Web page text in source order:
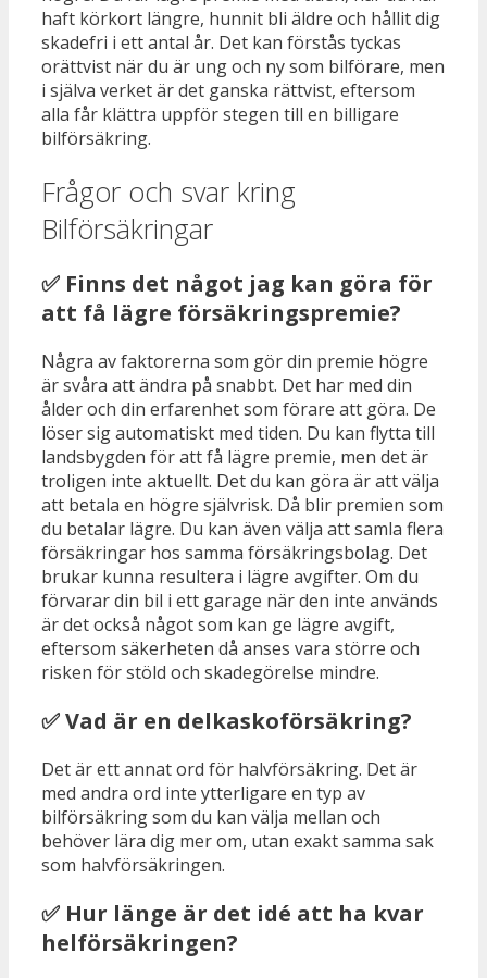
haft körkort längre, hunnit bli äldre och hållit dig
skadefri i ett antal år. Det kan förstås tyckas
orättvist när du är ung och ny som bilförare, men
i själva verket är det ganska rättvist, eftersom
alla får klättra uppför stegen till en billigare
bilförsäkring.
Frågor och svar kring
Bilförsäkringar
✅ Finns det något jag kan göra för
att få lägre försäkringspremie?
Några av faktorerna som gör din premie högre
är svåra att ändra på snabbt. Det har med din
ålder och din erfarenhet som förare att göra. De
löser sig automatiskt med tiden. Du kan flytta till
landsbygden för att få lägre premie, men det är
troligen inte aktuellt. Det du kan göra är att välja
att betala en högre självrisk. Då blir premien som
du betalar lägre. Du kan även välja att samla flera
försäkringar hos samma försäkringsbolag. Det
brukar kunna resultera i lägre avgifter. Om du
förvarar din bil i ett garage när den inte används
är det också något som kan ge lägre avgift,
eftersom säkerheten då anses vara större och
risken för stöld och skadegörelse mindre.
✅ Vad är en delkaskoförsäkring?
Det är ett annat ord för halvförsäkring. Det är
med andra ord inte ytterligare en typ av
bilförsäkring som du kan välja mellan och
behöver lära dig mer om, utan exakt samma sak
som halvförsäkringen.
✅ Hur länge är det idé att ha kvar
helförsäkringen?